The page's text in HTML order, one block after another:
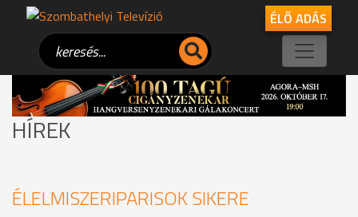
ÉLŐ ADÁS
HÍREK
ÉLELMISZERIPARISOK SIKERE